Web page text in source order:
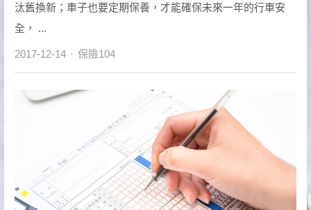
汰舊換新；車子也要定期保養，才能確保未來一年的行車安
全， ...
2017-12-14 Author
保險104